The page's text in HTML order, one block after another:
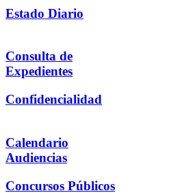
Estado Diario
Consulta de
Expedientes
Confidencialidad
Calendario
Audiencias
Concursos Públicos